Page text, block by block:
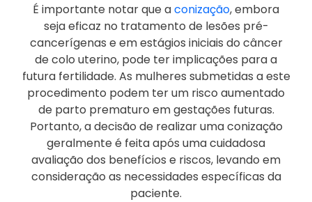
É importante notar que aconização, embora
seja eficaz no tratamento de lesões pré-
cancerígenas e em estágios iniciais do câncer
de colo uterino, pode ter implicações para a
futura fertilidade. As mulheres submetidas a este
procedimento podem ter um risco aumentado
de parto prematuro em gestações futuras.
Portanto, a decisão de realizar uma conização
geralmente é feita após uma cuidadosa
avaliação dos benefícios e riscos, levando em
consideração as necessidades específicas da
paciente.